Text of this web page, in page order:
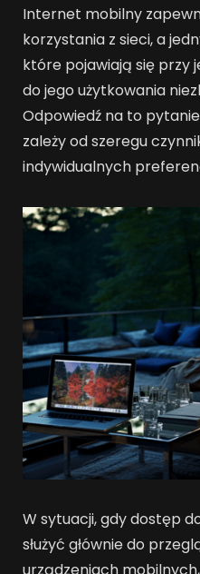
Internet mobilny
korzystania z sieci, a
które pojawiają się przy
do jego użytkowania
Odpowiedź na to
zależy od szeregu
indywidualnych
W sytuacji, gdy dostęp
służyć głównie do